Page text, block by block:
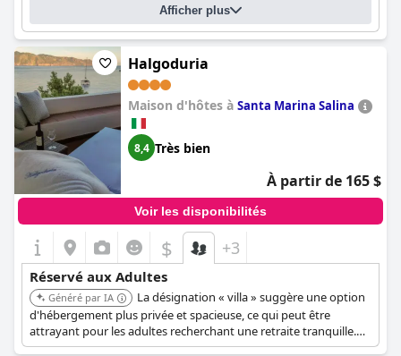
Afficher plus
Halgoduria
Maison d'hôtes à Santa Marina Salina
8,4 Très bien
À partir de 165 $
Voir les disponibilités
$ +3
Réservé aux Adultes
Généré par IA
La désignation « villa » suggère une option
d'hébergement plus privée et spacieuse, ce qui peut être
attrayant pour les adultes recherchant une retraite tranquille.
Située à Santa Marina Salina, elle offre un cadre insulaire serein.